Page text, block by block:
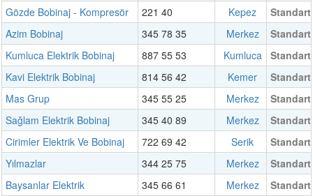
Gözde Bobinaj - Kompresör
221 40 Kepez
Standart
Azim Bobinaj
345 78 35 Merkez
Standart
Kumluca Elektrik Bobinaj
887 55 53 Kumluca
Standart
Kavi Elektrik Bobinaj
814 56 42 Kemer
Standart
Mas Grup
345 55 25 Merkez
Standart
Sağlam Elektrik Bobinaj
345 40 89 Merkez
Standart
Cirimler Elektrik Ve Bobinaj
722 69 42 Serik
Standart
Yılmazlar
344 25 75 Merkez
Standart
Baysanlar Elektrik
345 66 61 Merkez
Standart